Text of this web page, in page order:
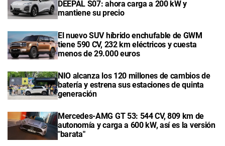
DEEPAL S07: ahora carga a 200 kW y
mantiene su precio
El nuevo SUV híbrido enchufable de GWM
tiene 590 CV, 232 km eléctricos y cuesta
menos de 29.000 euros
NIO alcanza los 120 millones de cambios de
batería y estrena sus estaciones de quinta
generación
Mercedes-AMG GT 53: 544 CV, 809 km de
autonomía y carga a 600 kW, así es la versión
"barata"